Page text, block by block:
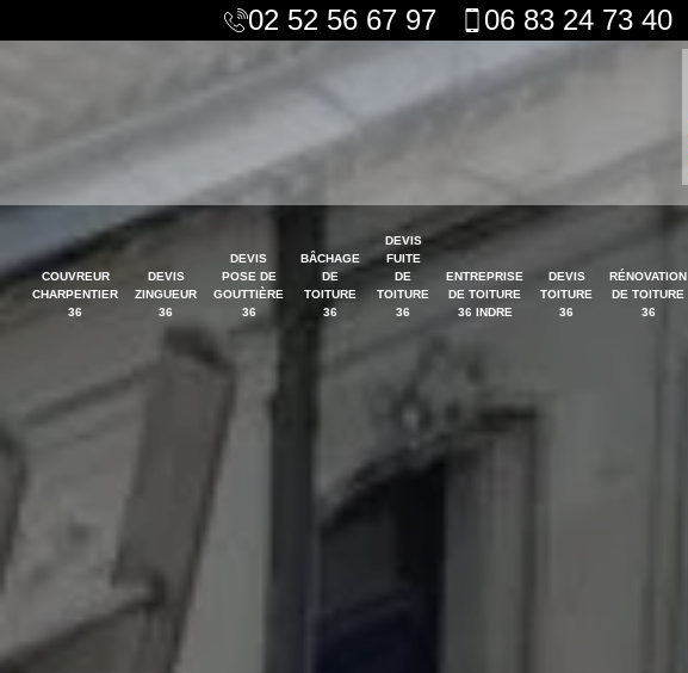
02 52 56 67 97 06 83 24 73 40
COUVREUR
CHARPENTIER
36
DEVIS
ZINGUEUR
36
DEVIS
POSE DE
GOUTTIÈRE
36
BÂCHAGE
DE
TOITURE
36
DEVIS
FUITE
DE
TOITURE
36
ENTREPRISE
DE TOITURE
36 INDRE
DEVIS
TOITURE
36
RÉNOVATION
DE TOITURE
36